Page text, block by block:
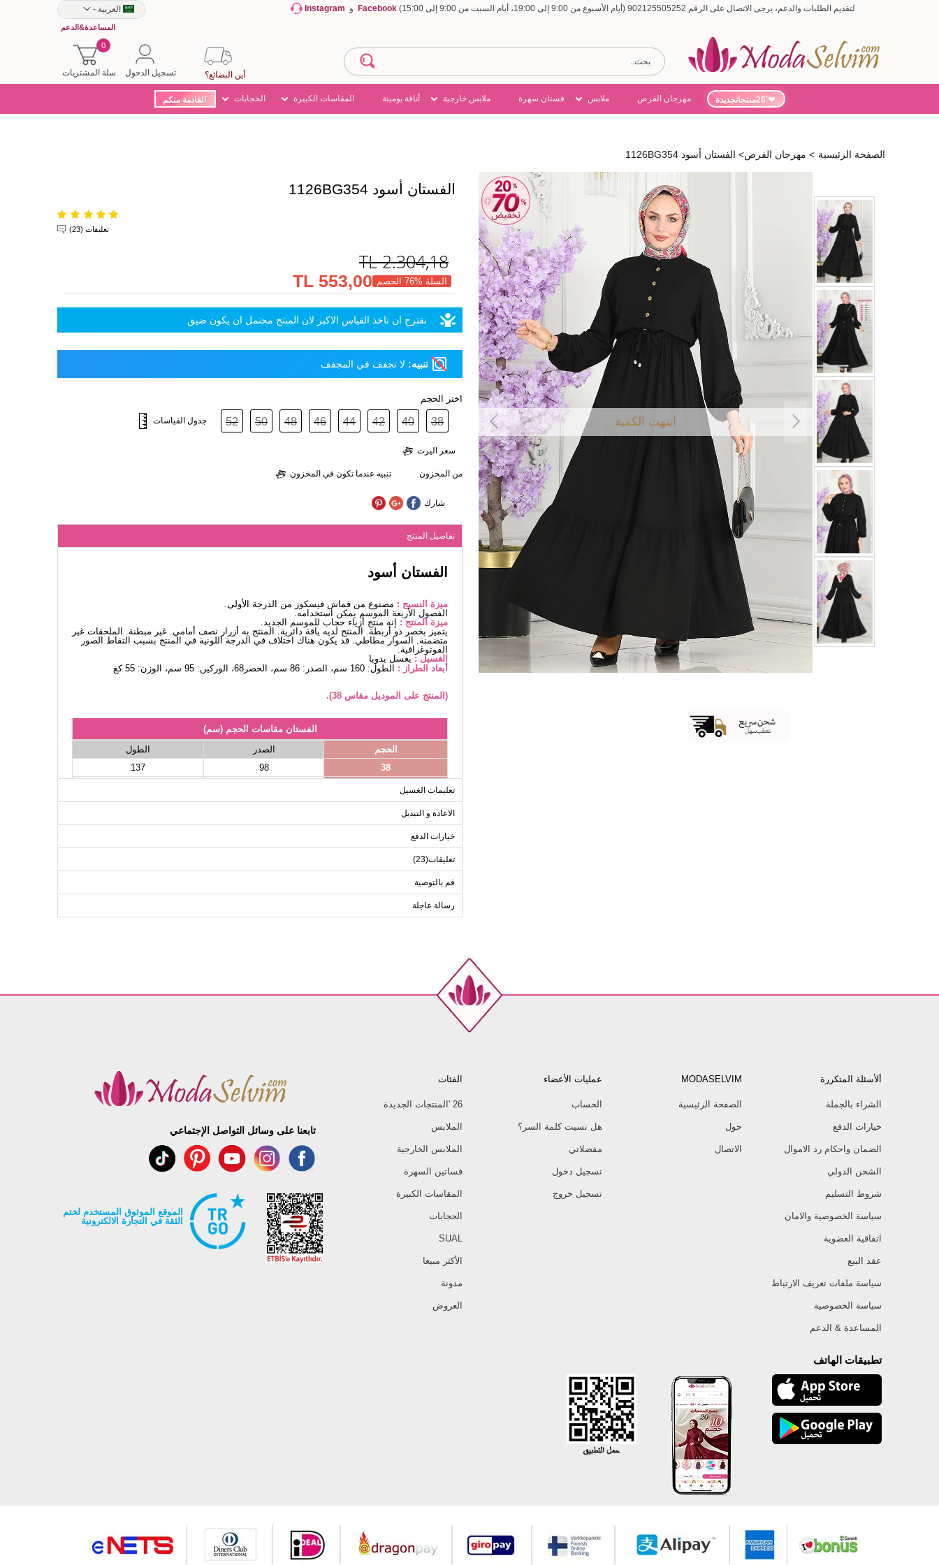
لتقديم الطلبات والدعم، يرجى الاتصال على الرقم 902125505252 (أيام الأسبوع من 9:00 إلى 19:00، أيام السبت من 9:00 إلى 15:00) Facebook و Instagram العربية -
المساعدة&الدعم
سلة المشتريات
0
تسجيل الدخول أين البضائع؟
'26منتجاتجديدة مهرجان الفرص ملابس فستان سهرة ملابس خارجية أناقة يومينة المقاسات الكبيرة الحجابات القادمة منكم
الصفحة الرئيسية > مهرجان الفرص> الفستان أسود 1126BG354
انتهت الكمية
الفستان أسود 1126BG354
تعليقات (23)
2.304,18
TL
السلة %76 الخصم 553,00 TL
نقترح ان تاخذ القياس الاكبر لان المنتج محتمل ان يكون ضيق
تنبيه: لا تجفف في المجفف
اختر الحجم
38
40
42
44
46
48
50
52 جدول القياسات
سعر اليرت
من المخزون تنبيه عندما تكون في المخزون
شارك
تفاصيل المنتج
الفستان أسود
ميزة النسيج : مصنوع من قماش فيسكوز من الدرجة الأولى.
الفصول الأربعة الموسم يمكن استخدامه.
ميزة المنتج : إنه منتج أزياء حجاب للموسم الجديد.
يتميز بخصر ذو أربطة. المنتج لديه ياقة دائرية. المنتج به أزرار نصف أمامي. غير مبطنة. الملحقات غير
متضمنة. السوار مطاطي. قد يكون هناك اختلاف في الدرجة اللونية في المنتج بسبب التقاط الصور
الفوتوغرافية.
الغسيل : يغسل يدويا
أبعاد الطراز : الطول: 160 سم، الصدر: 86 سم، الخصر68، الوركين: 95 سم، الوزن: 55 كغ
(المنتج على الموديل مقاس 38).
الفستان مقاسات الحجم (سم)
الحجم
الصدر
الطول
38
98
137
42
104
137
44
110
137
52
122
137
تعليمات الغسيل
الاعادة و التبديل
خيارات الدفع
تعليقات(23)
قم بالتوصية
رسالة عاجلة
ألأسئلة المتكررة
الشراء بالجملة
خيارات الدفع
الضمان واحكام رد الاموال
الشحن الدولي
شروط التسليم
سياسة الخصوصية والامان
اتفاقية العضوية
عقد البيع
سياسة ملفات تعريف الارتباط
سياسة الخصوصية
المساعدة & الدعم
MODASELVIM
الصفحة الرئيسية
حول
الاتصال
عمليات الأعضاء
الحساب
هل نسيت كلمة السر؟
مفضلاتي
تسجيل دخول
تسجيل خروج
الفئات
26 'المنتجات الجديدة
الملابس
الملابس الخارجية
فساتين السهرة
المقاسات الكبيرة
الحجابات
SUAL
الأكثر مبيعا
مدونة
العروض
تطبيقات الهاتف
تابعنا على وسائل التواصل الإجتماعي
الموقع الموثوق المستخدم لختم
الثقة في التجارة الالكترونية